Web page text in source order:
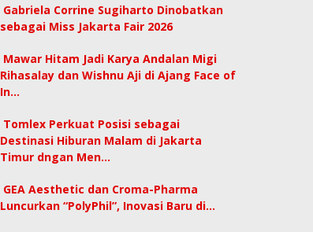
Gabriela Corrine Sugiharto Dinobatkan
sebagai Miss Jakarta Fair 2026
Mawar Hitam Jadi Karya Andalan Migi
Rihasalay dan Wishnu Aji di Ajang Face of
In…
Tomlex Perkuat Posisi sebagai
Destinasi Hiburan Malam di Jakarta
Timur dngan Men…
GEA Aesthetic dan Croma-Pharma
Luncurkan “PolyPhil”, Inovasi Baru di…